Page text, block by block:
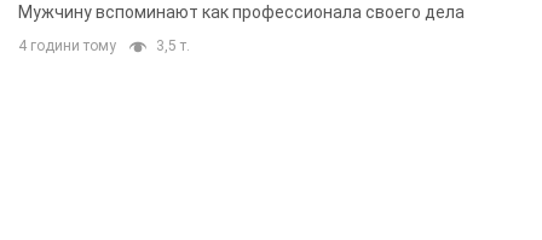
Мужчину вспоминают как профессионала своего дела
4 години тому 3,5 т.